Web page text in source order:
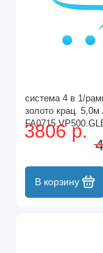
система 4 в 1/
золото крац. 5,0м
3806 р.
В корзину